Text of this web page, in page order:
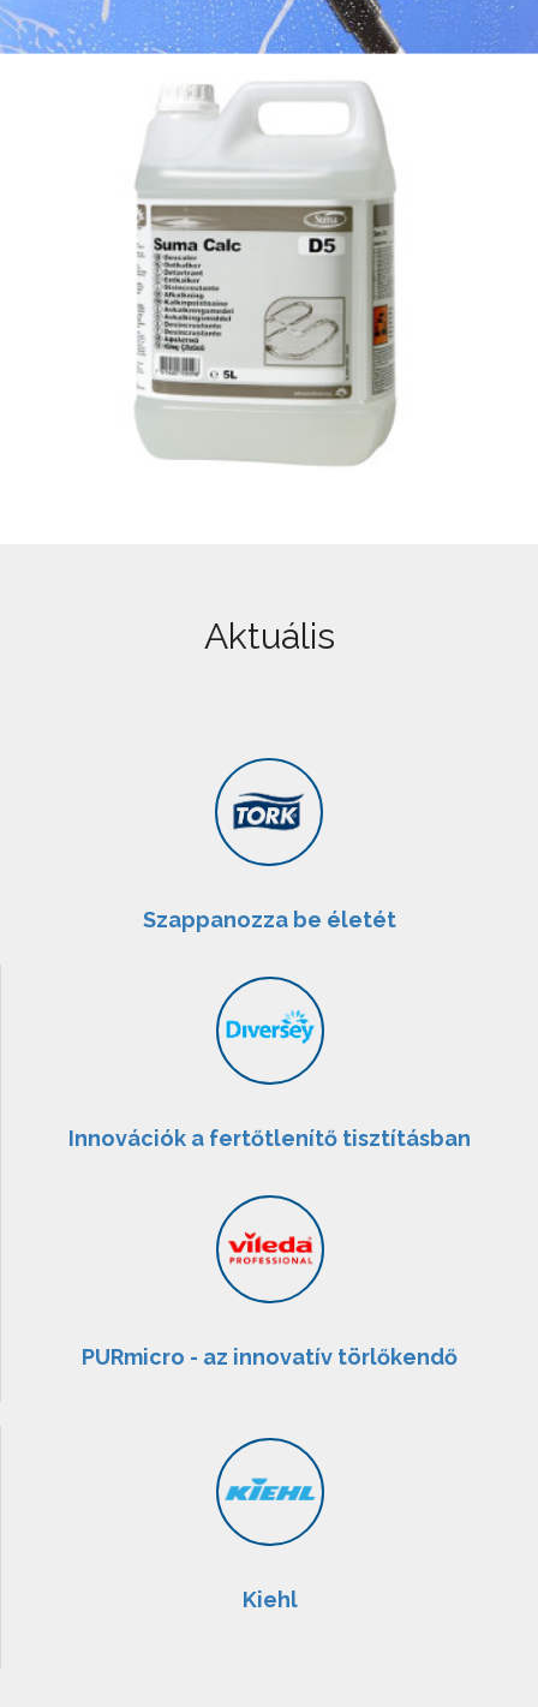
Aktuális
Szappanozza be életét
Innovációk a fertőtlenítő tisztításban
PURmicro - az innovatív törlőkendő
Kiehl